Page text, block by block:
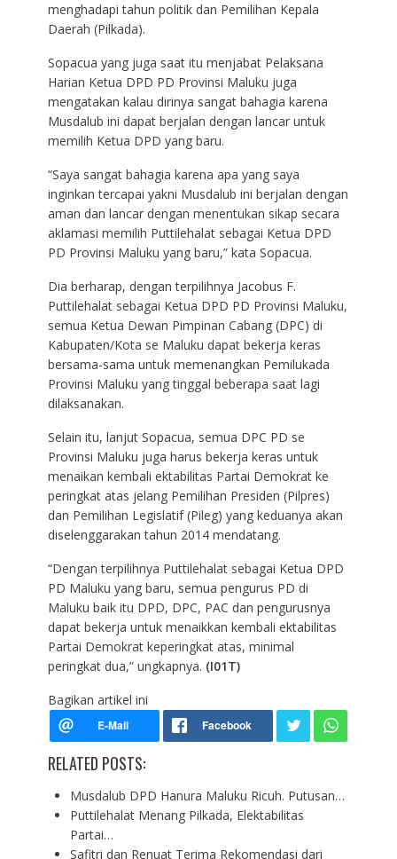
menghadapi tahun politik dan Pemilihan Kepala
Daerah (Pilkada).
Sopacua yang juga saat itu menjabat Pelaksana
Harian Ketua DPD PD Provinsi Maluku juga
mengatakan kalau dirinya sangat bahagia karena
Musdalub ini dapat berjalan dengan lancar untuk
memilih Ketua DPD yang baru.
“Saya sangat bahagia karena apa yang saya
inginkan tercapai yakni Musdalub ini berjalan dengan
aman dan lancar dengan menentukan sikap secara
aklamasi memilih Puttilehalat sebagai Ketua DPD
PD Provinsi Maluku yang baru,” kata Sopacua.
Dia berharap, dengan terpilihnya Jacobus F.
Puttilehalat sebagai Ketua DPD PD Provinsi Maluku,
semua Ketua Dewan Pimpinan Cabang (DPC) di
Kabupaten/Kota se Maluku dapat bekerja keras
bersama-sama untuk memenangkan Pemilukada
Provinsi Maluku yang tinggal beberapa saat lagi
dilaksanakan.
Selain itu, lanjut Sopacua, semua DPC PD se
Provinsi Maluku juga harus bekerja keras untuk
menaikan kembali ektabilitas Partai Demokrat ke
peringkat atas jelang Pemilihan Presiden (Pilpres)
dan Pemilihan Legislatif (Pileg) yang keduanya akan
diselenggarakan tahun 2014 mendatang.
“Dengan terpilihnya Puttilehalat sebagai Ketua DPD
PD Maluku yang baru, semua pengurus PD di
Maluku baik itu DPD, DPC, PAC dan pengurusnya
dapat bekerja untuk menaikkan kembali ektabilitas
Partai Demokrat keperingkat atas, minimal
peringkat dua,” ungkapnya. (I01T)
Bagikan artikel ini
RELATED POSTS:
Musdalub DPD Hanura Maluku Ricuh. Putusan…
Puttilehalat Menang Pilkada, Elektabilitas
Partai…
Safitri dan Renuat Terima Rekomendasi dari